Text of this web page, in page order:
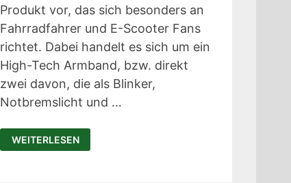
Produkt vor, das sich besonders an
Fahrradfahrer und E-Scooter Fans
richtet. Dabei handelt es sich um ein
High-Tech Armband, bzw. direkt
zwei davon, die als Blinker,
Notbremslicht und …
FLASHER:
HIGHTECH-
ARMBÄNDER
WEITERLESEN